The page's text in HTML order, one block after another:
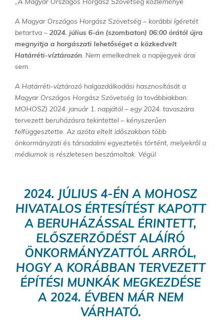
A Magyar Országos Horgász Szövetség – korábbi ígéretét
betartva – 2024. július 6-án (szombaton) 06:00 órától újra
megnyitja a horgászati lehetőséget a közkedvelt
Határréti-víztározón. Nem emelkednek a napijegyek árai
sem.
A Határréti-víztározó halgazdálkodási hasznosítását a
Magyar Országos Horgász Szövetség (a továbbiakban:
MOHOSZ) 2024. január 1. napjától – egy 2024. tavaszára
tervezett beruházásra tekintettel – kényszerűen
felfüggesztette. Az azóta eltelt időszakban több
önkormányzati és társadalmi egyeztetés történt, melyekről a
médiumok is részletesen beszámoltak. Végül
2024. JÚLIUS 4-ÉN A MOHOSZ
HIVATALOS ÉRTESÍTÉST KAPOTT
A BERUHÁZÁSSAL ÉRINTETT,
ELŐSZERZŐDÉST ALÁÍRÓ
ÖNKORMÁNYZATTÓL ARRÓL,
HOGY A KORÁBBAN TERVEZETT
ÉPÍTÉSI MUNKÁK MEGKEZDÉSE
A 2024. ÉVBEN MÁR NEM
VÁRHATÓ.